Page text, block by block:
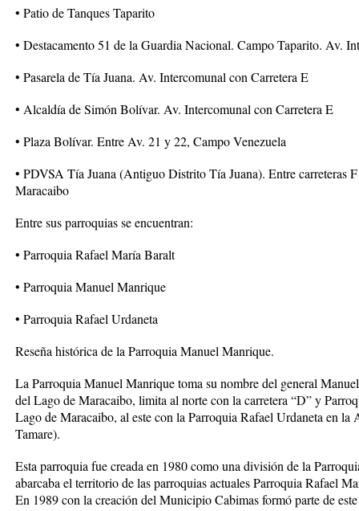
• Patio de Tanques Taparito
• Destacamento 51 de la Guardia Nacional. Campo Taparito. Av.
• Pasarela de Tía Juana. Av. Intercomunal con Carretera E
• Alcaldía de Simón Bolívar. Av. Intercomunal con Carretera E
• Plaza Bolívar. Entre Av. 21 y 22, Campo Venezuela
• PDVSA Tía Juana (Antiguo Distrito Tía Juana). Entre carreteras
Maracaibo
Entre sus parroquias se encuentran:
• Parroquia Rafael María Baralt
• Parroquia Manuel Manrique
• Parroquia Rafael Urdaneta
Reseña histórica de la Parroquia Manuel Manrique.
La Parroquia Manuel Manrique toma su nombre del general
del Lago de Maracaibo, limita al norte con la carretera “D” y
Lago de Maracaibo, al este con la Parroquia Rafael Urdaneta en
Tamare).
Esta parroquia fue creada en 1980 como una división de la
abarcaba el territorio de las parroquias actuales Parroquia Rafael
En 1989 con la creación del Municipio Cabimas formó parte de